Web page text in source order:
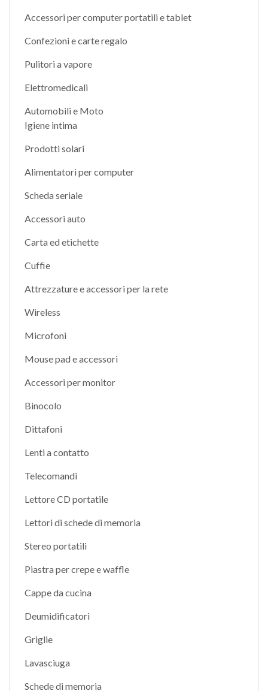
Accessori per computer portatili e tablet
Confezioni e carte regalo
Pulitori a vapore
Elettromedicali
Automobili e Moto
Igiene intima
Prodotti solari
Alimentatori per computer
Scheda seriale
Accessori auto
Carta ed etichette
Cuffie
Attrezzature e accessori per la rete
Wireless
Microfoni
Mouse pad e accessori
Accessori per monitor
Binocolo
Dittafoni
Lenti a contatto
Telecomandi
Lettore CD portatile
Lettori di schede di memoria
Stereo portatili
Piastra per crepe e waffle
Cappe da cucina
Deumidificatori
Griglie
Lavasciuga
Schede di memoria